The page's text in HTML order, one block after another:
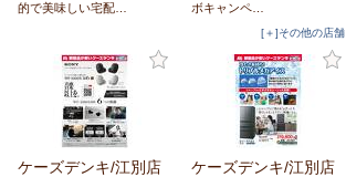
的で美味しい宅配…
ボキャンペ…
[＋]その他の店舗
ケーズデンキ/江別店 ケーズデンキ/江別店